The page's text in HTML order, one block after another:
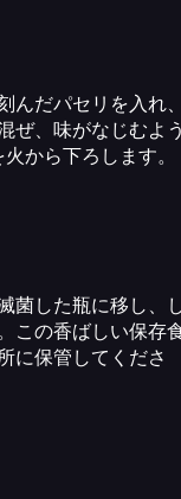
んだパセリを入れ
ぜ、味がなじむよ
から下ろします。
菌した瓶に移し、
この香ばしい保存
に保管してくださ